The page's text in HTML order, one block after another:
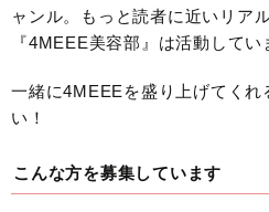
ャンル。もっと読者に近いリア
『4MEEE美容部』は活動して
一緒に4MEEEを盛り上げてくれ
い！
こんな方を募集しています